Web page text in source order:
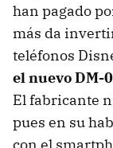
han pagado
más da
teléfonos
el nuevo DM-
El fabricante
pues en su
con el